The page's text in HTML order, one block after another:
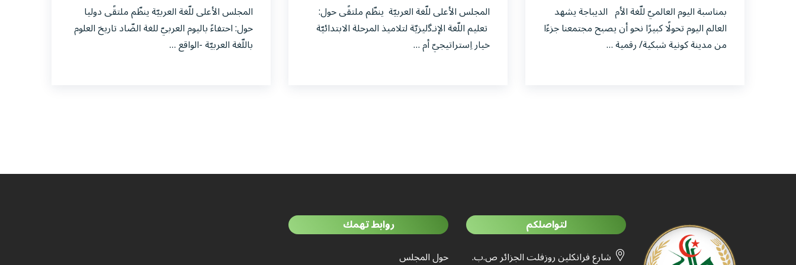
بمناسبة اليوم العالميّ للّغة الأم الديباجة يشهد
العالم اليوم تحولًا كبيرًا نحو أن يصبح مجتمعنا جزءًا
من مدينة كونية شبكية/ رقمية …
المجلس الأعلى للّغة العربيّة ينظّم ملتقًى حول:
تعليم اللّغة الإنـﮔليزيّة لتلاميذ المرحلة الابتدائيّة
خيار اِستراتيجيّ أم …
المجلس الأعلى للّغة العربيّة ينظّم ملتقًى دوليا
حول: احتفاءً باليوم العربيّ للغة الضّاد تاريخ العلوم
باللّغة العربيّة -الواقع …
لتواصلكم
شارع فرانكلين روزفلت الجزائر ص.ب.
روابط تهمك
حول المجلس